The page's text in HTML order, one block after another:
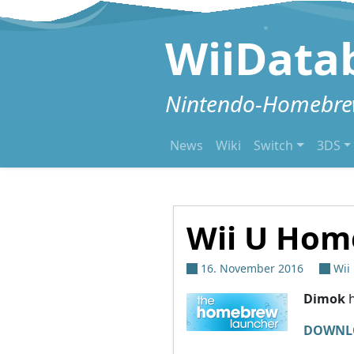
Zum Inhalt springen
Nintendo-
News Wiki Switch 3DS
Wii U
16. November 2016 Wii
Dimok